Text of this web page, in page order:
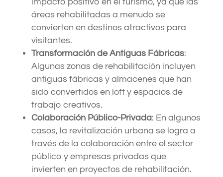
áreas rehabilitadas a menudo se
convierten en destinos atractivos para
visitantes.
Transformación de Antiguas Fábricas:
Algunas zonas de rehabilitación incluyen
antiguas fábricas y almacenes que han
sido convertidos en loft y espacios de
trabajo creativos.
Colaboración Público-Privada: En algunos
casos, la revitalización urbana se logra a
través de la colaboración entre el sector
público y empresas privadas que
invierten en proyectos de rehabilitación.